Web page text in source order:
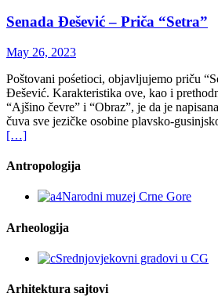
Senada Đešević – Priča “Setra”
May 26, 2023
Poštovani pośetioci, objavljujemo priču
Đešević. Karakteristika ove, kao i
“Ajšino čevre” i “Obraz”, je da je
čuva sve jezičke osobine plavsko-
[…]
Antropologija
Arheologija
Arhitektura sajtovi